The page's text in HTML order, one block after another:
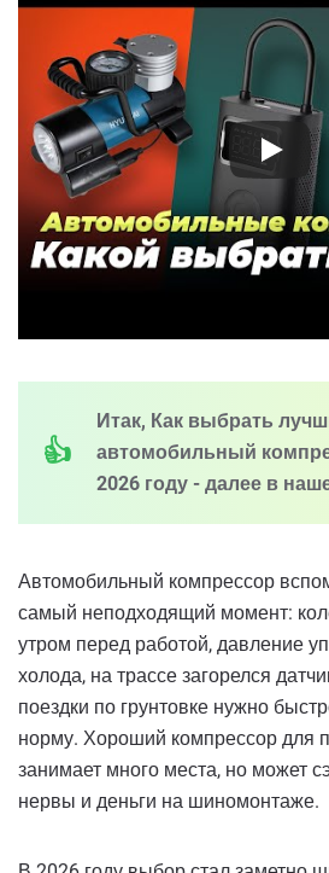
Итак, Как выбрать
автомобильный
2026 году - далее в
Автомобильный компрессор
самый неподходящий момент:
утром перед работой, давление
холода, на трассе загорелся
поездки по грунтовке нужно
норму. Хороший компрессор для
занимает много места, но может
нервы и деньги на шиномонтаже.